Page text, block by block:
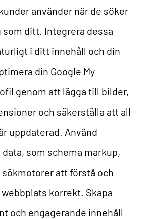
använder när de söker
ditt. Integrera dessa
i ditt innehåll och din
din Google My
genom att lägga till bilder,
och säkerställa att all
uppdaterad. Använd
som schema markup,
att förstå och
korrekt. Skapa
och engagerande innehåll